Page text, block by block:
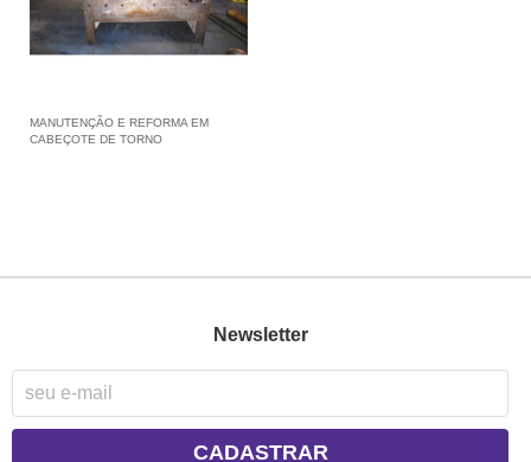
MANUTENÇÃO E REFORMA EM
CABEÇOTE DE TORNO
Newsletter
CADASTRAR